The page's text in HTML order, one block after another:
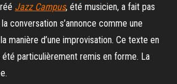
Jazz Campus, été musicien, a fait pas
conversation s’annonce comme une
manière d’une improvisation. Ce texte en
été particulièrement remis en forme. La